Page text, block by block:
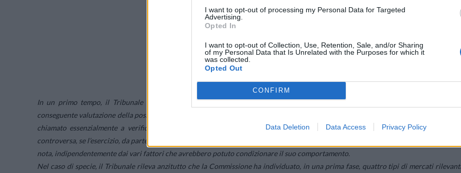
I want to opt-out of processing my Personal Data for Targeted
Advertising.
Opted In
I want to opt-out of Collection, Use, Retention, Sale, and/or Sharing
of my Personal Data that Is Unrelated with the Purposes for which it
was collected.
Opted Out
CONFIRM
Data Deletion Data Access Privacy Policy
In un primo tempo, il Tribunale esamina il motivo relativo a errori di valutazione nella definizione dei mercati rilevanti e nella
conseguente valutazione della posizione dominante di Google su alcuni di tali mercati. In tale contesto, il Tribunale sottolinea di essere
chiamato essenzialmente a verificare, in considerazione degli argomenti delle parti e del ragionamento illustrato nella decisione
controversa, se l’esercizio, da parte di Google, del suo potere sui mercati rilevanti consentisse effettivamente di agire in misura degna di
nota, indipendentemente dai vari fattori che avrebbero potuto condizionare il suo comportamento.
Nel caso di specie, il Tribunale rileva anzitutto che la Commissione ha individuato, in una prima fase, quattro tipi di mercati